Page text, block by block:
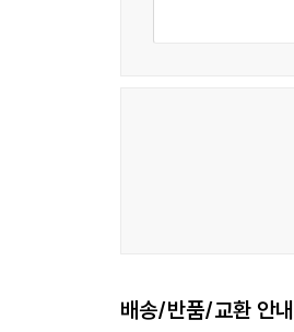
배송/반품/교환 안내